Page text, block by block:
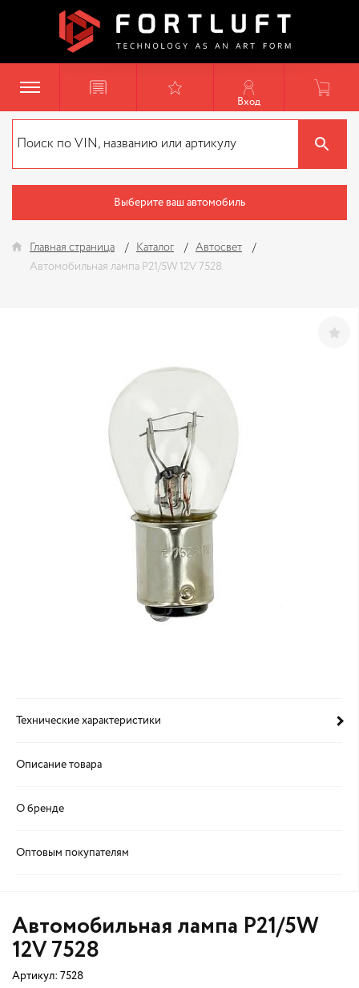
Вход
Выберите ваш автомобиль
Главная страница Каталог
Автосвет
Автомобильная лампа P21/5W 12V 7528
Технические характеристики
Описание товара
О бренде
Оптовым покупателям
Автомобильная лампа P21/5W
12V 7528
Артикул: 7528